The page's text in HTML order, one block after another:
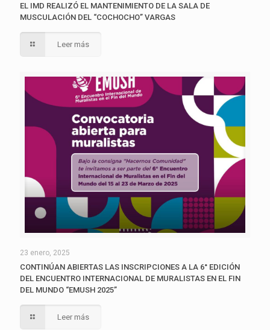
EL IMD REALIZÓ EL MANTENIMIENTO DE LA SALA DE
MUSCULACIÓN DEL “COCHOCHO” VARGAS
Leer más
23 enero, 2025
CONTINÚAN ABIERTAS LAS INSCRIPCIONES A LA 6° EDICIÓN
DEL ENCUENTRO INTERNACIONAL DE MURALISTAS EN EL FIN
DEL MUNDO “EMUSH 2025”
Leer más